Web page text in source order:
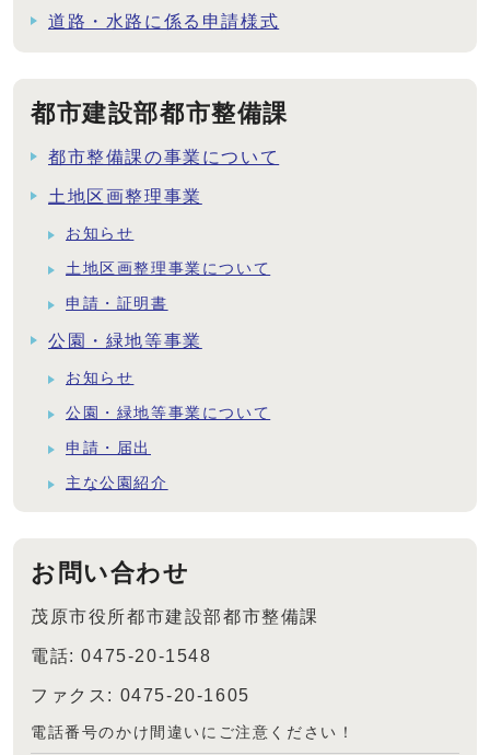
道路・水路に係る申請様式
都市建設部都市整備課
都市整備課の事業について
土地区画整理事業
お知らせ
土地区画整理事業について
申請・証明書
公園・緑地等事業
お知らせ
公園・緑地等事業について
申請・届出
主な公園紹介
お問い合わせ
茂原市役所都市建設部都市整備課
電話: 0475-20-1548
ファクス: 0475-20-1605
電話番号のかけ間違いにご注意ください！